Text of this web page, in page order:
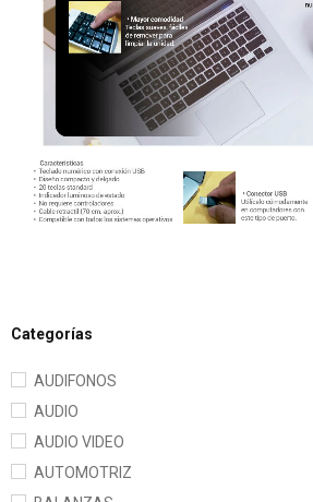
Categorías
AUDIFONOS
AUDIO
AUDIO VIDEO
AUTOMOTRIZ